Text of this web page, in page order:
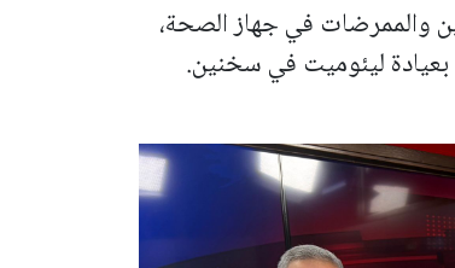
والممرضات في جهاز الصحة،
ليئوميت في سخنين.